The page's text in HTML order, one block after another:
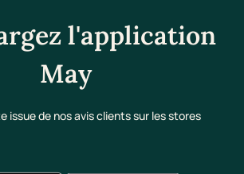
l'application
May
issue de nos avis clients sur les stores